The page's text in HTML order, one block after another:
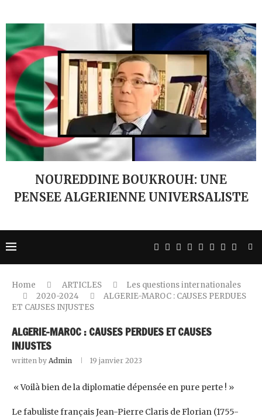
NOUREDDINE BOUKROUH: UNE
PENSEE ALGERIENNE UNIVERSALISTE
Home ARTICLES
Les questions internationales
2020-2024
ALGERIE-MAROC : CAUSES PERDUES
ET CAUSES INJUSTES
ALGERIE-MAROC : CAUSES PERDUES ET CAUSES
INJUSTES
written by Admin 19 janvier 2023
‎ « Voilà bien de la diplomatie dépensée en pure perte ! » ‎
Le fabuliste français Jean-Pierre Claris de Florian (1755-